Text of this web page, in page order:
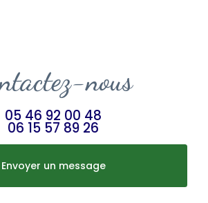
nous
05 46 92 00 48
06 15 57 89 26
Envoyer un message